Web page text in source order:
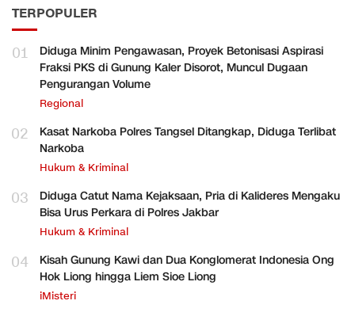
TERPOPULER
01
Diduga Minim Pengawasan, Proyek Betonisasi Aspirasi
Fraksi PKS di Gunung Kaler Disorot, Muncul Dugaan
Pengurangan Volume
Regional
02
Kasat Narkoba Polres Tangsel Ditangkap, Diduga Terlibat
Narkoba
Hukum & Kriminal
03
Diduga Catut Nama Kejaksaan, Pria di Kalideres Mengaku
Bisa Urus Perkara di Polres Jakbar
Hukum & Kriminal
04
Kisah Gunung Kawi dan Dua Konglomerat Indonesia Ong
Hok Liong hingga Liem Sioe Liong
iMisteri